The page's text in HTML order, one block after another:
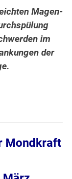
Magen-
im
der
Mondkraft